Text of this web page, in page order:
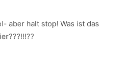
aber halt stop! Was ist das